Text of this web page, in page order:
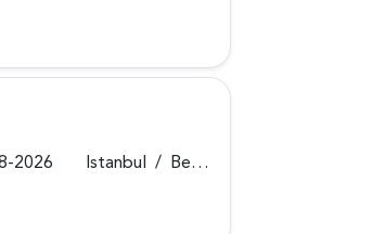
2026 Istanbul / Beykoz